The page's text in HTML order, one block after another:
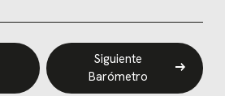
Siguiente
Barómetro